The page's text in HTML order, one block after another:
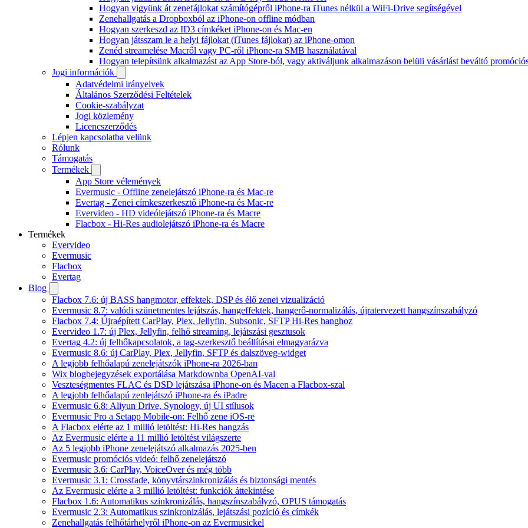
Hogyan vigyünk át zenefájlokat számítógépről iPhone-ra iTunes nélkül a WiFi-Drive segítségével
Zenehallgatás a Dropboxból az iPhone-on offline módban
Hogyan szerkeszd az ID3 címkéket iPhone-on és Mac-en
Hogyan játsszam le a helyi fájlokat (iTunes fájlokat) az iPhone-omon
Zenéd streamelése Macről vagy PC-ről iPhone-ra SMB használatával
Hogyan telepítsünk alkalmazást az App Store-ból, vagy aktiváljunk alkalmazáson belüli vásárlást beváltó
Jogi információk
Adatvédelmi irányelvek
Általános Szerződési Feltételek
Cookie-szabályzat
Jogi közlemény
Licencszerződés
Lépjen kapcsolatba velünk
Rólunk
Támogatás
Termékek
App Store vélemények
Evermusic - Offline zenelejátszó iPhone-ra és Mac-re
Evertag - Zenei címkeszerkesztő iPhone-ra és Mac-re
Evervideo - HD videólejátszó iPhone-ra és Macre
Flacbox - Hi-Res audiolejátszó iPhone-ra és Macre
Termékek
Evervideo
Evermusic
Flacbox
Evertag
Blog
Flacbox 7.6: új BASS hangmotor, effektek, DSP és élő zenei vizualizáció
Evermusic 8.7: valódi szünetmentes lejátszás, hangeffektek, hangerő-normalizálás, újratervezett hangszínszabályzó
Flacbox 7.4: Újraépített CarPlay, Plex, Jellyfin, Subsonic, SFTP Hi-Res hanghoz
Evervideo 1.7: új Plex, Jellyfin, felhő streaming, lejátszási gesztusok
Evertag 4.2: új felhőkapcsolatok, a tag-szerkesztő beállításai elmagyarázva
Evermusic 8.6: új CarPlay, Plex, Jellyfin, SFTP és dalszöveg-widget
A legjobb felhőalapú zenelejátszók iPhone-ra 2026-ban
Wix blogbejegyzések exportálása Markdownba OpenAI-val
Veszteségmentes FLAC és DSD lejátszása iPhone-on és Macen a Flacbox-szal
A legjobb felhőalapú zenlejátszó iPhone-ra és iPadre
Evermusic 6.8: Aliyun Drive, Synology, új UI stílusok
Evermusic Pro a Setapp Mobile-on: Felhő zene iOS-re
A Flacbox elérte az 1 millió letöltést: Hi-Res hangzás
Az Evermusic elérte a 11 millió letöltést világszerte
Az 5 legjobb iPhone zenelejátszó alkalmazás 2025-ben
Evermusic promóciós videó: felhő zenelejátszó
Evermusic 3.6: CarPlay, VoiceOver és még több
Evermusic 3.1: Crossfade, könyvtárszinkronizálás és biztonsági mentés
Az Evermusic elérte a 3 millió letöltést: funkciók áttekintése
Flacbox 1.6: Automatikus szinkronizálás, hangszínszabályzó, OPUS támogatás
Evermusic 2.3: Automatikus szinkronizálás, lejátszási pozíció és címkék
Zenehallgatás felhőtárhelyről iPhone-on az Evermusickel